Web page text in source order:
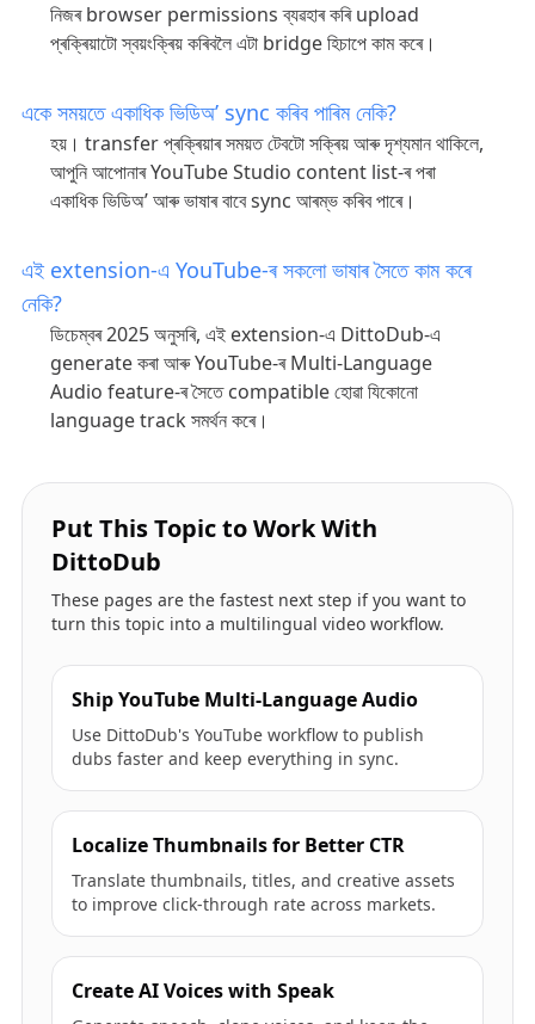
নিজৰ browser permissions ব্যৱহাৰ কৰি upload
প্ৰক্ৰিয়াটো স্বয়ংক্ৰিয় কৰিবলৈ এটা bridge হিচাপে কাম কৰে।
একে সময়তে একাধিক ভিডিঅ’ sync কৰিব পাৰিম নেকি?
হয়। transfer প্ৰক্ৰিয়াৰ সময়ত টেবটো সক্ৰিয় আৰু দৃশ্যমান থাকিলে,
আপুনি আপোনাৰ YouTube Studio content list-ৰ পৰা
একাধিক ভিডিঅ’ আৰু ভাষাৰ বাবে sync আৰম্ভ কৰিব পাৰে।
এই extension-এ YouTube-ৰ সকলো ভাষাৰ সৈতে কাম কৰে
নেকি?
ডিচেম্বৰ 2025 অনুসৰি, এই extension-এ DittoDub-এ
generate কৰা আৰু YouTube-ৰ Multi-Language
Audio feature-ৰ সৈতে compatible হোৱা যিকোনো
language track সমৰ্থন কৰে।
Put This Topic to Work With
DittoDub
These pages are the fastest next step if you want to
turn this topic into a multilingual video workflow.
Ship YouTube Multi-Language Audio
Use DittoDub's YouTube workflow to publish
dubs faster and keep everything in sync.
Localize Thumbnails for Better CTR
Translate thumbnails, titles, and creative assets
to improve click-through rate across markets.
Create AI Voices with Speak